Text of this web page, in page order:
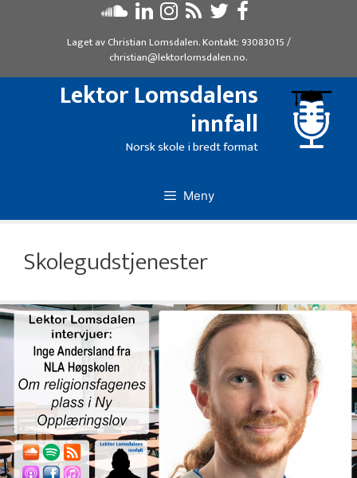
Laget avChristian Lomsdalen. Kontakt: 93083015/
christian@lektorlomsdalen.no.
Lektor Lomsdalens
innfall
Norsk skole i bredt format
Meny
Skolegudstjenester